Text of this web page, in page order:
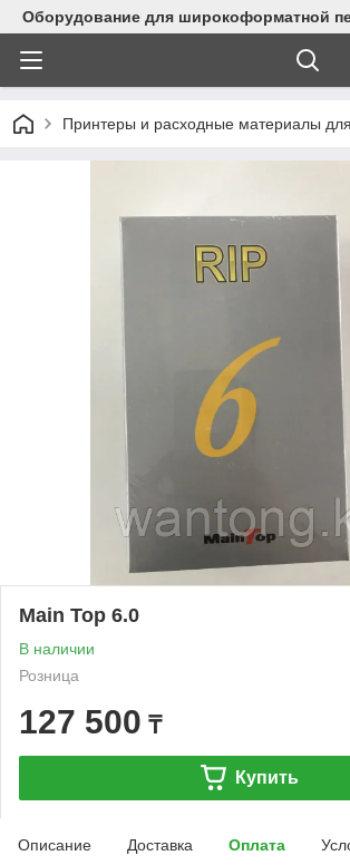
Оборудование для широкоформатной
Принтеры и расходные материалы
Main Top 6.0
В наличии
Розница
127 500 ₸
Купить
Описание Доставка Оплата